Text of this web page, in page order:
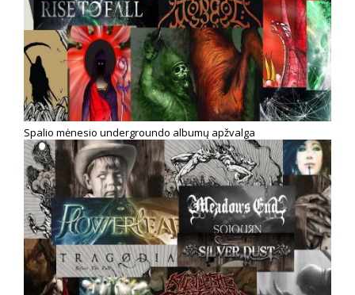
Spalio mėnesio undergroundo albumų apžvalga